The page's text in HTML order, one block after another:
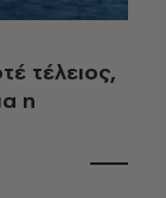
τέλειος,
η